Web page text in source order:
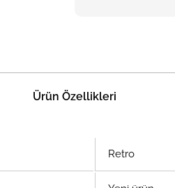
Ürün Özellikleri
Retro